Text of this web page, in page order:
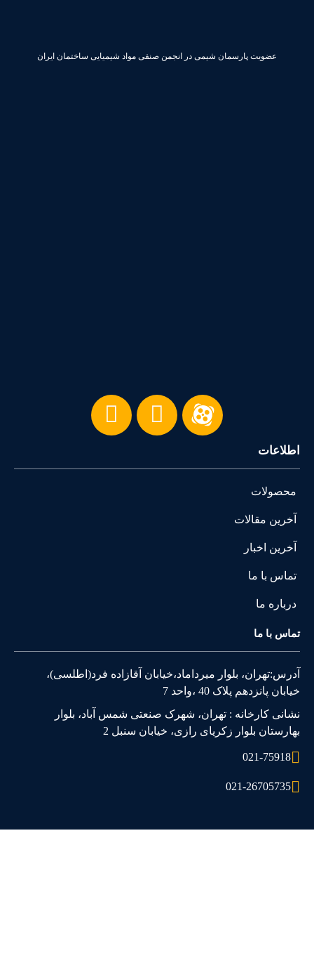
عضویت پارسمان شیمی در انجمن صنفی مواد شیمیایی ساختمان ایران
اطلاعات
محصولات
آخرین مقالات
آخرین اخبار
تماس با ما
درباره ما
تماس با ما
آدرس:تهران، بلوار میرداماد،خیابان آقازاده فرد(اطلسی)،
خیابان پانزدهم پلاک 40 ،واحد 7
نشانی کارخانه : تهران، شهرک صنعتی شمس آباد، بلوار
بهارستان بلوار زکریای رازی، خیابان سنبل 2
021-75918
021-26705735